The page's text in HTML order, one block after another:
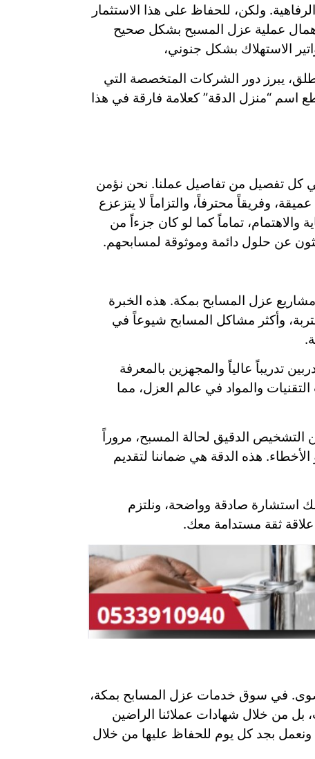
ولكن، للحفاظ على هذا الاستثمار
إهمال عملية عزل المسبح بشكل صحيح
الاستهلاك بشكل جنوني،
يبرز دور الشركات المتخصصة التي
اسم “منزل الدقة” كعلامة فارقة في هذا
كل تفصيل من تفاصيل عملنا. نحن نؤمن
وفريقاً محترفاً، والتزاماً لا يتزعزع
تماماً كما لو كان جزءاً من
عن حلول دائمة وموثوقة لمسابحهم.
عزل المسابح بمكة. هذه الخبرة
وأكثر مشاكل المسابح شيوعاً في
تدريباً عالياً والمجهزين بالمعرفة
والمواد في عالم العزل، مما
الدقيق لحالة المسبح، مروراً
الأخطاء. هذه الدقة هي ضماننا لتقديم
استشارة صادقة وواضحة، ونلتزم
علاقة ثقة مستدامة معك.
قصوى. في سوق خدمات عزل المسابح بمكة،
من خلال شهادات عملائنا الراضين
ونعمل بجد كل يوم للحفاظ عليها من خلال